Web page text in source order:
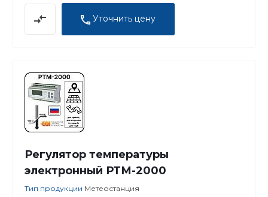
Уточнить цену
Регулятор температуры
электронный РТМ-2000
Тип продукции Метеостанция